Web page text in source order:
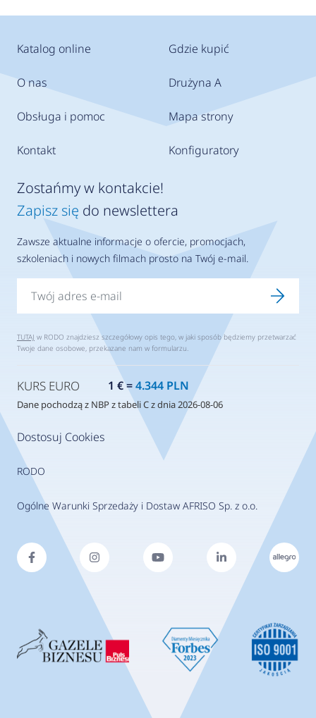
Katalog online
O nas
Obsługa i pomoc
Kontakt
Gdzie kupić
Drużyna A
Mapa strony
Konfiguratory
Dostosuj Cookies
RODO
Ogólne Warunki Sprzedaży i Dostaw AFRISO Sp. z o.o.
Zostańmy w kontakcie!
Zapisz się do newslettera
Zawsze aktualne informacje o ofercie, promocjach,
szkoleniach i nowych filmach prosto na Twój e-mail.
TUTAJ w RODO znajdziesz szczegółowy opis tego, w jaki sposób będziemy przetwarzać
Twoje dane osobowe, przekazane nam w formularzu.
KURS EURO 1 € =4.344 PLN
Dane pochodzą z NBP z tabeli C z dnia 2026-08-06